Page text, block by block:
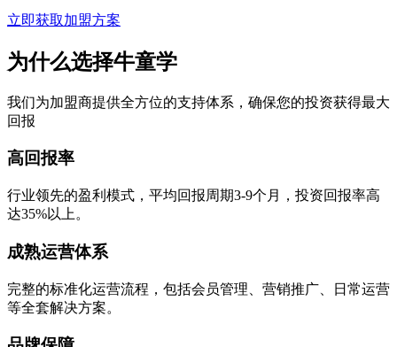
立即获取加盟方案
为什么选择牛童学
我们为加盟商提供全方位的支持体系，确保您的投资获得最大
回报
高回报率
行业领先的盈利模式，平均回报周期3-9个月，投资回报率高
达35%以上。
成熟运营体系
完整的标准化运营流程，包括会员管理、营销推广、日常运营
等全套解决方案。